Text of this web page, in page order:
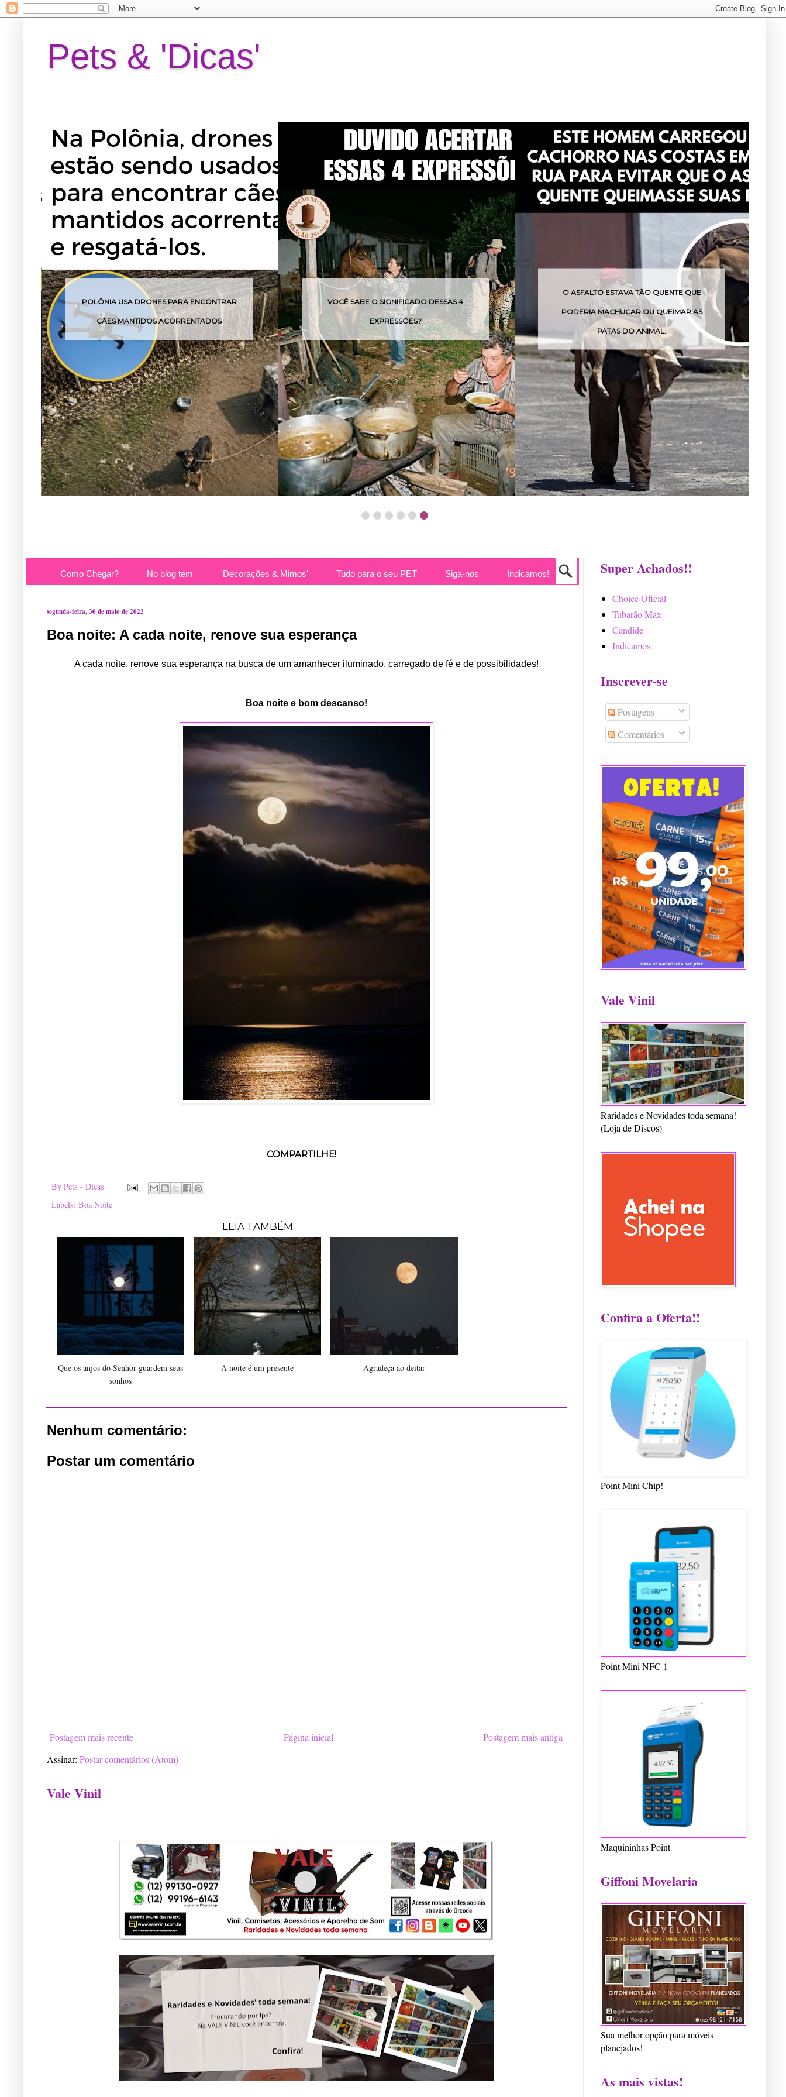
Pets & 'Dicas'
POLÔNIA USA DRONES PARA ENCONTRAR
CÃES MANTIDOS ACORRENTADOS
VOCÊ SABE O SIGNIFICADO DESSAS 4
EXPRESSÕES?
O ASFALTO ESTAVA TÃO QUENTE QUE
PODERIA MACHUCAR OU QUEIMAR AS
PATAS DO ANIMAL.
Como Chegar? No blog tem 'Decorações & Mimos' Tudo para o seu PET Siga-nos Indicamos!
segunda-feira, 30 de maio de 2022
Boa noite: A cada noite, renove sua esperança
A cada noite, renove sua esperança na busca de um amanhecer iluminado, carregado de fé e de possibilidades!
Boa noite e bom descanso!
COMPARTILHE!
By Pets - Dicas
Labels: Boa Noite
LEIA TAMBÉM:
Que os anjos do Senhor guardem seus
sonhos
A noite é um presente Agradeça ao deitar
Nenhum comentário:
Postar um comentário
Postagem mais recente Postagem mais antiga
Página inicial
Assinar: Postar comentários (Atom)
Vale Vinil
Super Achados!!
Choice Oficial
Tubarão Max
Candide
Indicamos
Inscrever-se
Postagens
Comentários
Vale Vinil
Raridades e Novidades toda semana!
(Loja de Discos)
Confira a Oferta!!
Point Mini Chip!
Point Mini NFC 1
Maquininhas Point
Giffoni Movelaria
Sua melhor opção para móveis
planejados!
As mais vistas!